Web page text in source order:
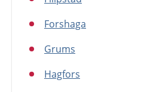
Forshaga
Grums
Hagfors